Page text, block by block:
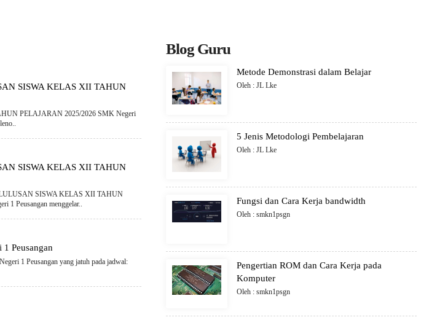
SISWA KELAS XII TAHUN
PELAJARAN 2025/2026 SMK Negeri
SISWA KELAS XII TAHUN
SISWA KELAS XII TAHUN
1 Peusangan menggelar..
Peusangan
1 Peusangan yang jatuh pada jadwal:
Blog Guru
Metode Demonstrasi dalam Belajar
Oleh : JL Lke
5 Jenis Metodologi Pembelajaran
Oleh : JL Lke
Fungsi dan Cara Kerja bandwidth
Oleh : smkn1psgn
Pengertian ROM dan Cara Kerja pada
Komputer
Oleh : smkn1psgn